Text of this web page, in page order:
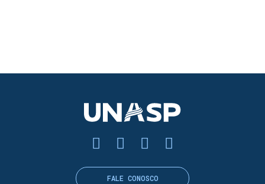
FALE CONOSCO